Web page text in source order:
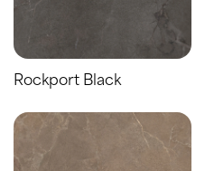
Rockport Black